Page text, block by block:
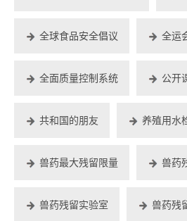
全球食品安全倡议 全运
全面质量控制系统 公开
共和国的朋友 养殖用水
兽药最大残留限量 兽药
兽药残留实验室 兽药残